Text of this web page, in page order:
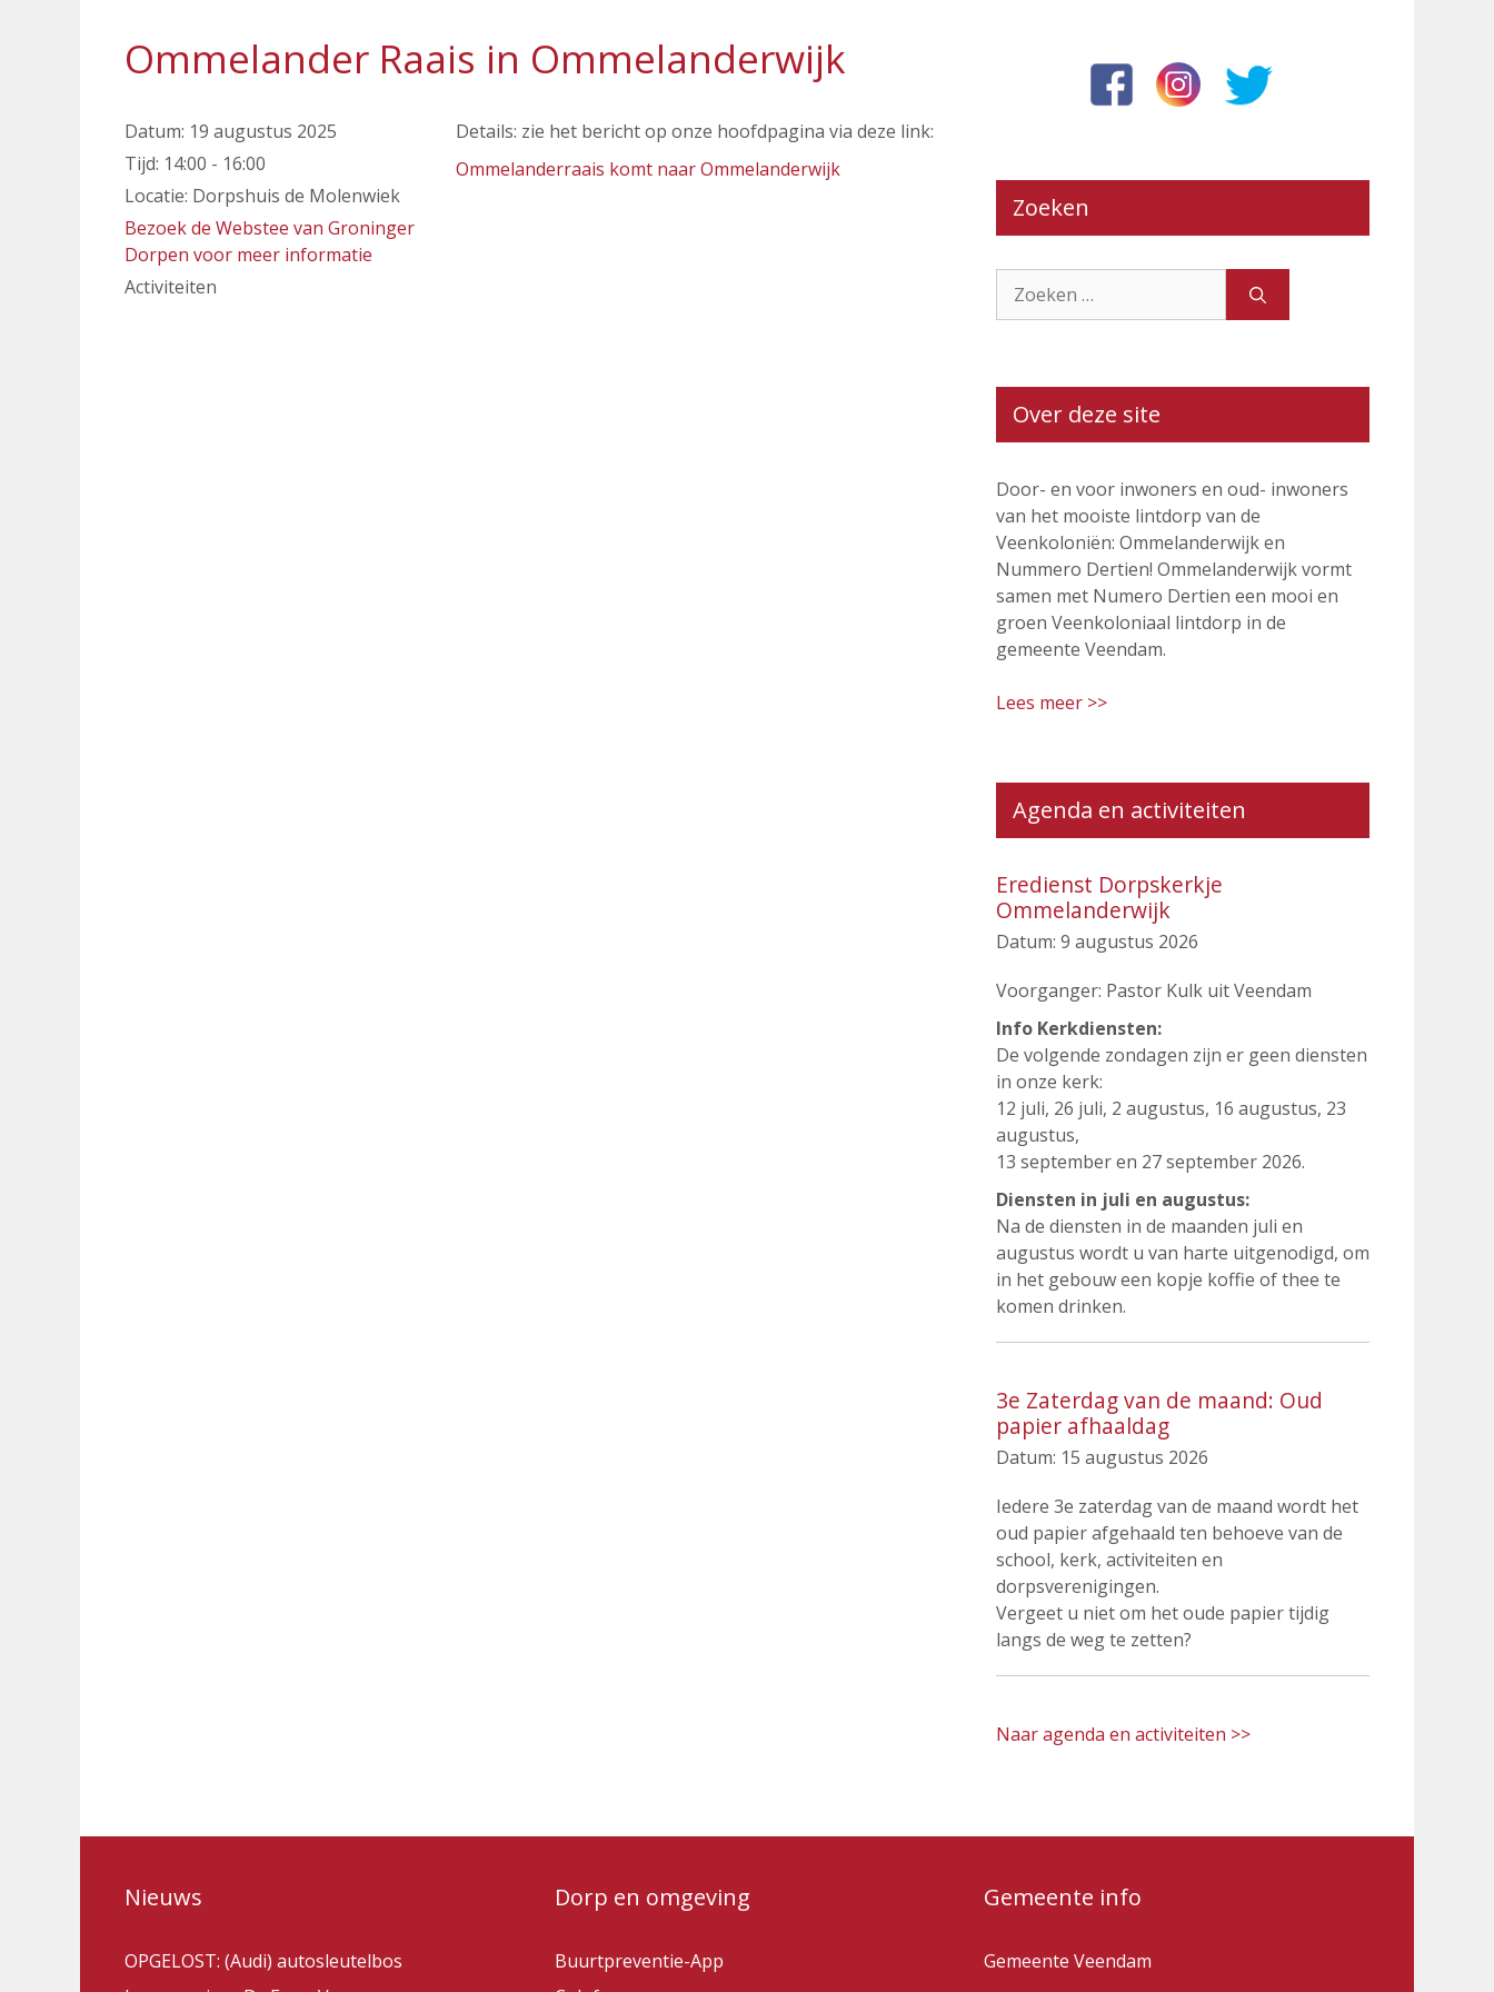
Ommelander Raais in Ommelanderwijk
Datum: 19 augustus 2025
Tijd: 14:00 - 16:00
Locatie: Dorpshuis de Molenwiek
Bezoek de Webstee van Groninger
Dorpen voor meer informatie
Activiteiten
Details: zie het bericht op onze hoofdpagina via deze link:
Ommelanderraais komt naar Ommelanderwijk
Zoeken
naar:
Over deze site
Door- en voor inwoners en oud- inwoners
van het mooiste lintdorp van de
Veenkoloniën: Ommelanderwijk en
Nummero Dertien! Ommelanderwijk vormt
samen met Numero Dertien een mooi en
groen Veenkoloniaal lintdorp in de
gemeente Veendam.
Lees meer >>
Agenda en activiteiten
Eredienst Dorpskerkje
Ommelanderwijk
Datum: 9 augustus 2026
Voorganger: Pastor Kulk uit Veendam
Info Kerkdiensten:
De volgende zondagen zijn er geen diensten
in onze kerk:
12 juli, 26 juli, 2 augustus, 16 augustus, 23
augustus,
13 september en 27 september 2026.
Diensten in juli en augustus:
Na de diensten in de maanden juli en
augustus wordt u van harte uitgenodigd, om
in het gebouw een kopje koffie of thee te
komen drinken.
3e Zaterdag van de maand: Oud
papier afhaaldag
Datum: 15 augustus 2026
Iedere 3e zaterdag van de maand wordt het
oud papier afgehaald ten behoeve van de
school, kerk, activiteiten en
dorpsverenigingen.
Vergeet u niet om het oude papier tijdig
langs de weg te zetten?
Naar agenda en activiteiten >>
Nieuws
OPGELOST: (Audi) autosleutelbos
Dorp en omgeving
Buurtpreventie-App
Gemeente info
Gemeente Veendam